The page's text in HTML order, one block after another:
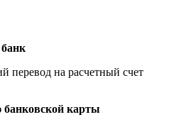
перевод на расчетный счет
карты